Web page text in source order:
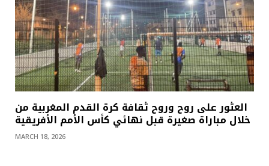
العثور على روح وروح ثقافة كرة القدم المغربية من
خلال مباراة صغيرة قبل نهائي كأس الأمم الأفريقية
MARCH 18, 2026